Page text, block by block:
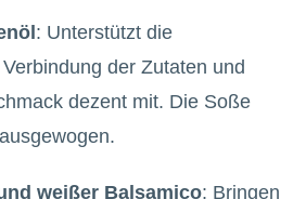
: Unterstützt die
der Zutaten und
dezent mit. Die Soße
weißer Balsamico: Bringen